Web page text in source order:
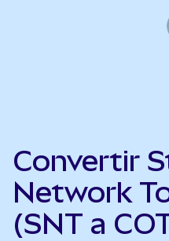
Convertir
Network
(SNT a